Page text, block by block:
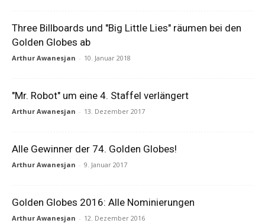
Three Billboards und "Big Little Lies" räumen bei den
Golden Globes ab
Arthur Awanesjan - 10. Januar 2018
"Mr. Robot" um eine 4. Staffel verlängert
Arthur Awanesjan - 13. Dezember 2017
Alle Gewinner der 74. Golden Globes!
Arthur Awanesjan - 9. Januar 2017
Golden Globes 2016: Alle Nominierungen
Arthur Awanesjan - 12. Dezember 2016